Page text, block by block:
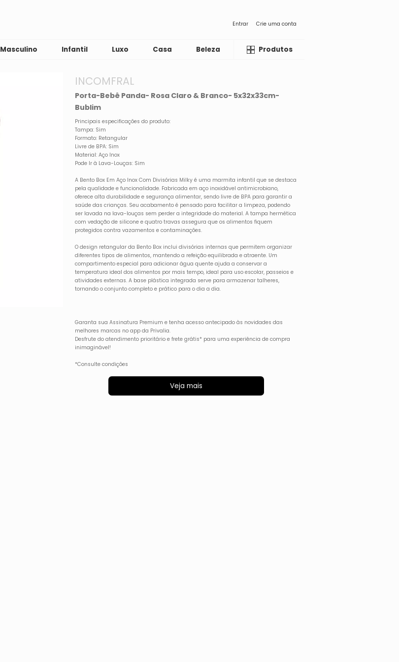
Entrar Crie uma conta
Masculino Infantil Luxo Casa Beleza LiquidaProdutos
INCOMFRAL
Porta-Bebê Panda- Rosa Claro & Branco- 5x32x33cm-
Bublim
Principais especificações do produto:
Tampa: Sim
Formato: Retangular
Livre de BPA: Sim
Material: Aço Inox
Pode Ir à Lava-Louças: Sim
A Bento Box Em Aço Inox Com Divisórias Milky é uma marmita infantil que se destaca
pela qualidade e funcionalidade. Fabricada em aço inoxidável antimicrobiano,
oferece alta durabilidade e segurança alimentar, sendo livre de BPA para garantir a
saúde das crianças. Seu acabamento é pensado para facilitar a limpeza, podendo
ser lavada na lava-louças sem perder a integridade do material. A tampa hermética
com vedação de silicone e quatro travas assegura que os alimentos fiquem
protegidos contra vazamentos e contaminações.
O design retangular da Bento Box inclui divisórias internas que permitem organizar
diferentes tipos de alimentos, mantendo a refeição equilibrada e atraente. Um
compartimento especial para adicionar água quente ajuda a conservar a
temperatura ideal dos alimentos por mais tempo, ideal para uso escolar, passeios e
atividades externas. A base plástica integrada serve para armazenar talheres,
tornando o conjunto completo e prático para o dia a dia.
Garanta sua Assinatura Premium e tenha acesso antecipado às novidades das
melhores marcas no app da Privalia.
Desfrute do atendimento prioritário e frete grátis* para uma experiência de compra
inimaginável!
*Consulte condições
Veja mais